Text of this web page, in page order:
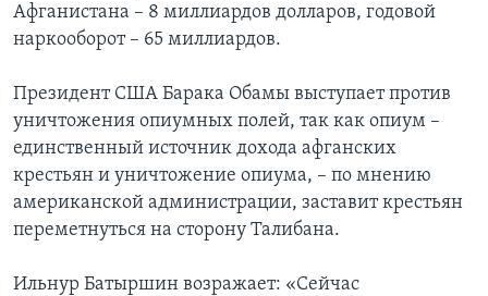
Афганистана – 8 миллиардов долларов, годовой
наркооборот – 65 миллиардов.
Президент США Барака Обамы выступает против
уничтожения опиумных полей, так как опиум –
единственный источник дохода афганских
крестьян и уничтожение опиума, – по мнению
американской администрации, заставит крестьян
переметнуться на сторону Талибана.
Ильнур Батыршин возражает: «Сейчас